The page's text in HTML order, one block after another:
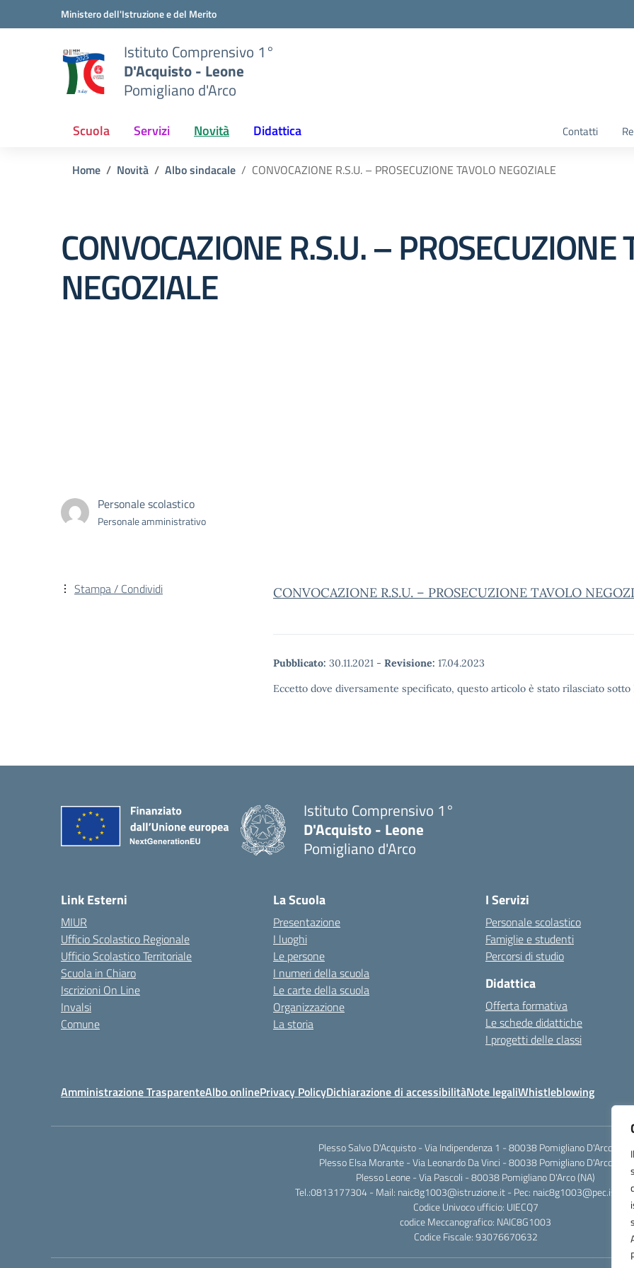
Vai ai contenuti
Vai al menu di navigazioneMinistero dell'Istruzione e del Merito
Istituto Comprensivo 1°
D'Acquisto - Leone
Pomigliano d'Arco
Scuola Servizi Novità Didattica Contatti
Home Novità Albo sindacale CONVOCAZIONE R.S.U. – PROSECUZIONE TAVOLO NEGOZIALE
CONVOCAZIONE R.S.U. – PROSECUZIONE
NEGOZIALE
Personale scolastico
Personale amministrativo
CONVOCAZIONE R.S.U. – PROSECUZIONE TAVOLO
Pubblicato: 30.11.2021 - Revisione: 17.04.2023
Eccetto dove diversamente specificato, questo articolo è stato rilasciato
Stampa / Condividi
Istituto Comprensivo 1°
D'Acquisto - Leone
Pomigliano d'Arco
Link Esterni
MIUR
Ufficio Scolastico Regionale
Ufficio Scolastico Territoriale
Scuola in Chiaro
Iscrizioni On Line
Invalsi
Comune
La Scuola
Presentazione
I luoghi
Le persone
I numeri della scuola
Le carte della scuola
Organizzazione
La storia
I Servizi
Personale scolastico
Famiglie e studenti
Percorsi di studio
Didattica
Offerta formativa
Le schede didattiche
I progetti delle classi
Amministrazione TrasparenteAlbo onlinePrivacy PolicyDichiarazione di accessibilitàNote legaliWhistleblowing
Plesso Salvo D'Acquisto - Via Indipendenza 1 - 80038 Pomigliano D'Arco (NA)
Plesso Elsa Morante - Via Leonardo Da Vinci - 80038 Pomigliano D'Arco (NA)
Plesso Leone - Via Pascoli - 80038 Pomigliano D'Arco (NA)
Tel.:0813177304 - Mail: naic8g1003@istruzione.it - Pec:
Codice Univoco ufficio: UIECQ7
codice Meccanografico: NAIC8G1003
Codice Fiscale: 93076670632